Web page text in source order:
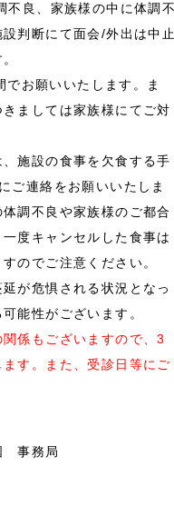
不良、家族様の中に体調
判断にて面会/外出は中
お願いいたします。ま
ましては家族様にてご対
施設の食事を欠食する手
ご連絡をお願いいたしま
調不良や家族様のご都合
度キャンセルした食事は
のでご注意ください。
が危惧される状況となっ
能性がございます。
係もございますので、3
す。また、受診日等にご
事務局